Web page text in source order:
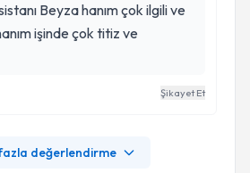
Beyza hanım çok ilgili ve
işinde çok titiz ve
Şikayet Et
değerlendirme